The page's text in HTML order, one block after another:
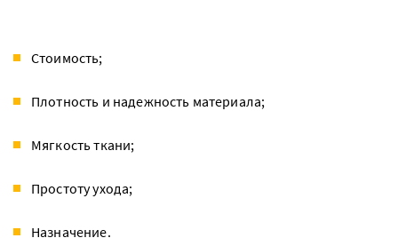
Стоимость;
Плотность и надежность материала;
Мягкость ткани;
Простоту ухода;
Назначение.